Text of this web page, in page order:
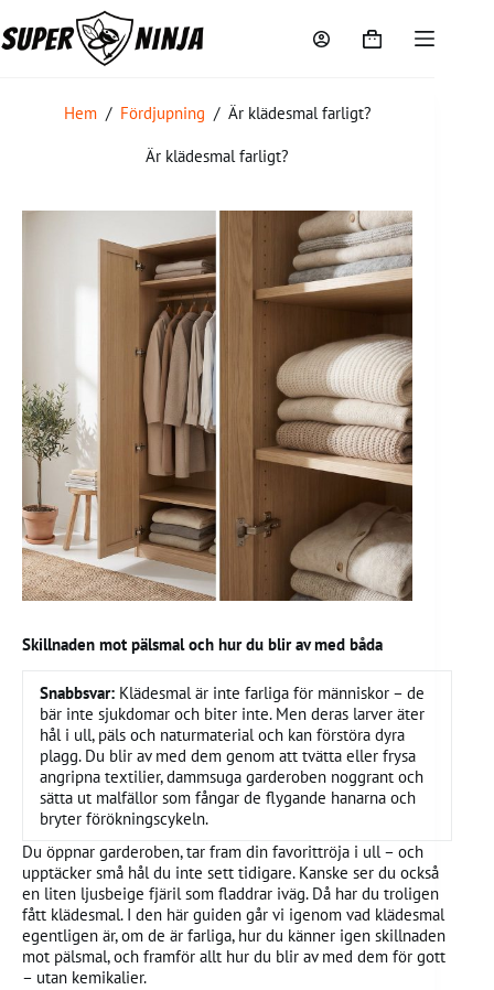
Hem / Fördjupning / Är klädesmal farligt?
Är klädesmal farligt?
Skillnaden mot pälsmal och hur du blir av med båda
Snabbsvar: Klädesmal är inte farliga för människor – de
bär inte sjukdomar och biter inte. Men deras larver äter
hål i ull, päls och naturmaterial och kan förstöra dyra
plagg. Du blir av med dem genom att tvätta eller frysa
angripna textilier, dammsuga garderoben noggrant och
sätta ut malfällor som fångar de flygande hanarna och
bryter förökningscykeln.
Du öppnar garderoben, tar fram din favorittröja i ull – och
upptäcker små hål du inte sett tidigare. Kanske ser du också
en liten ljusbeige fjäril som fladdrar iväg. Då har du troligen
fått klädesmal. I den här guiden går vi igenom vad klädesmal
egentligen är, om de är farliga, hur du känner igen skillnaden
mot pälsmal, och framför allt hur du blir av med dem för gott
– utan kemikalier.